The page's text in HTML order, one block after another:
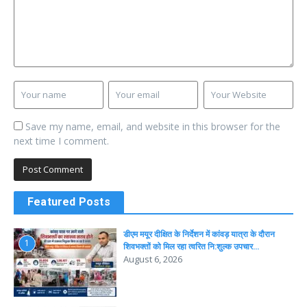
Save my name, email, and website in this browser for the
next time I comment.
Featured Posts
1
डीएम मयूर दीक्षित के निर्देशन में कांवड़ यात्रा के दौरान
शिवभक्तों को मिल रहा त्वरित नि:शुल्क उपचार…
August 6, 2026